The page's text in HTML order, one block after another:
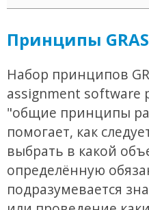
Принципы
Набор принципов
assignment software
"общие принципы
помогает, как
выбрать в какой
определённую
подразумевается